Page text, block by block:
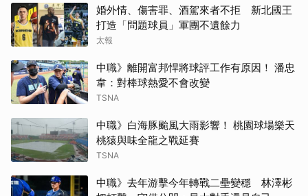
婚外情、傷害罪、酒駕來者不拒 新北國王
打造「問題球員」軍團不遺餘力
太報
中職》離開富邦悍將球評工作有原因！ 潘忠
韋：對棒球熱愛不會改變
TSNA
中職》白海豚颱風大雨影響！ 桃園球場樂天
桃猿與味全龍之戰延賽
TSNA
中職》去年游擊今年轉戰二壘變穩 林澤彬